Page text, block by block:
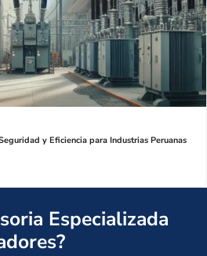
y Eficiencia para Industrias Peruanas
Especializada